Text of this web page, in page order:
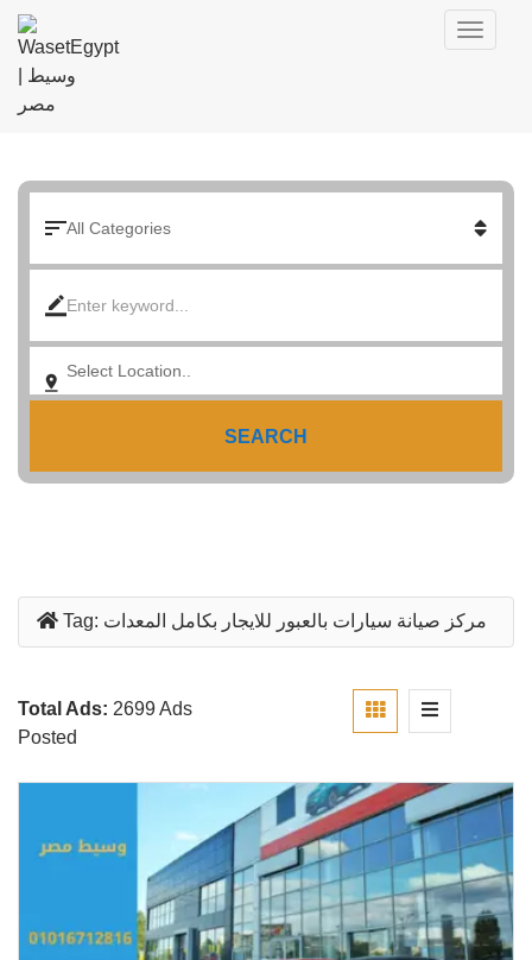
SEARCH
Tag: مركز صيانة سيارات بالعبور للايجار بكامل المعدات
Total Ads: 2699 Ads
Posted